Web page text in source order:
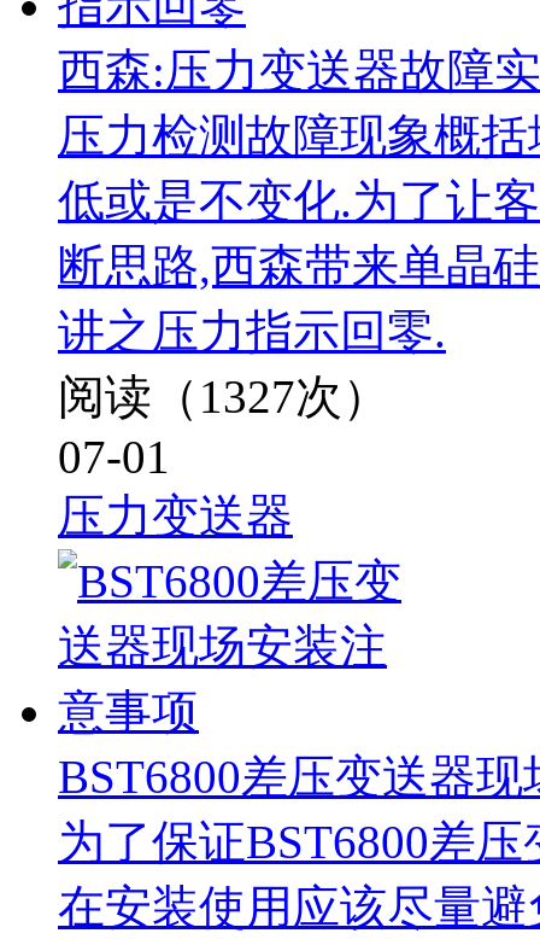
西森:压力变送器故障
压力检测故障现象概
低或是不变化.为了让
断思路,西森带来单晶
讲之压力指示回零.
阅读（1327次）
07-01
压力变送器
BST6800差压变送器
为了保证BST6800差
在安装使用应该尽量